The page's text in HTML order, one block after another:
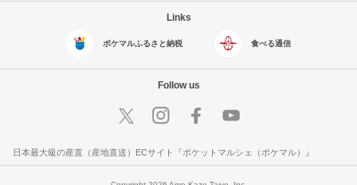
Links
ポケマルふるさと納税 食べる通信
Follow us
日本最大級の産直（産地直送）ECサイト『ポケットマルシェ（ポケマル）』